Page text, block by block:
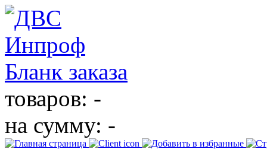
Бланк заказа
товаров: -
на сумму: -